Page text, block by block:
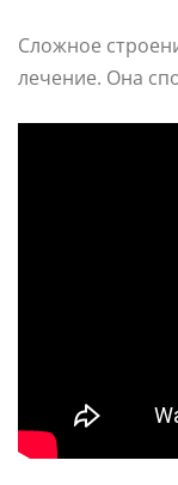
Сложное
лечение. Она